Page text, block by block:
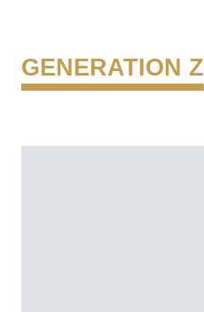
GENERATION Z